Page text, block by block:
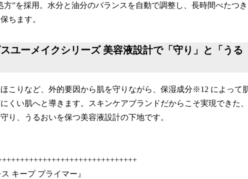
”を採用。水分と油分のバランスを自動で調整し、⾧時間べたつき
ちます。
ユーメイクシリーズ 美容液設計で「守り」と「うる
こりなど、外的要因から肌を守りながら、保湿成分※12 によって
くい肌へと導きます。スキンケアブランドだからこそ実現できた、
り、うるおいを保つ美容液設計の下地です。
キープ プライマー』